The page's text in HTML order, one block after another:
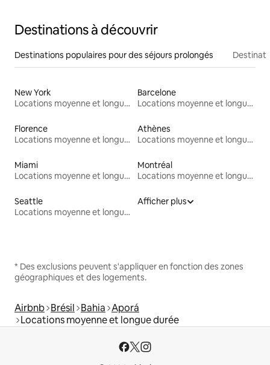
Destinations à découvrir
Destinations populaires pour des séjours prolongés
New York
Locations moyenne et longue durée
Barcelone
Locations moyenne et longue durée
Florence
Locations moyenne et longue durée
Athènes
Locations moyenne et longue durée
Miami
Locations moyenne et longue durée
Montréal
Locations moyenne et longue durée
Seattle
Locations moyenne et longue durée
Afficher plus
* Des exclusions peuvent s'appliquer en fonction des zones
géographiques et des logements.
Airbnb Brésil Bahia Aporá
Locations moyenne et longue durée